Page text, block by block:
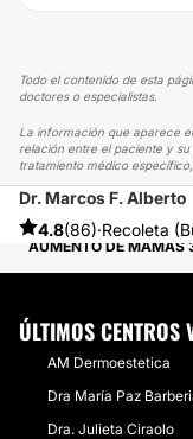
Todo el contenido de esta
doctores o especialistas.
La información que aparece
relación entre el paciente y
tratamiento médico
Dr. Marcos F. Alberto
4.8(86)·Recoleta
ESTETICAS
EXPERIENCIAS SOBRE
AUMENTO DE MAMAS
ÚLTIMOS CENTROS
AM Dermoestetica
Dra María Paz
Dra. Julieta Ciraolo